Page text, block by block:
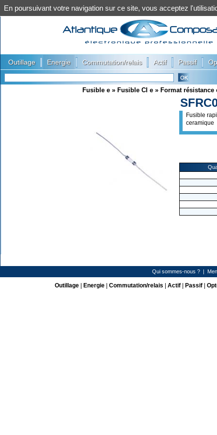
Outillage Energie Commutation/relais Actif Passif
Fusible e » Fusible CI e » Format résistance
Fusible
ceramique
Qui sommes-nous ? |
Outillage| Energie| Commutation/relais Actif| Passif|
En poursuivant votre navigation sur ce site, vous acceptez